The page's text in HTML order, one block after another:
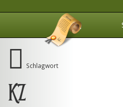
Schlagwort
KZ